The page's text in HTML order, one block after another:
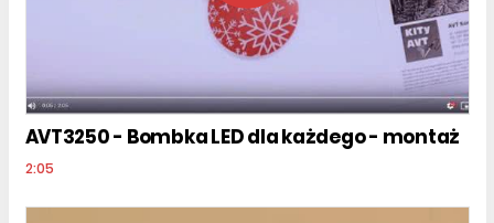
AVT3250 - Bombka LED dla każdego - montaż
2:05